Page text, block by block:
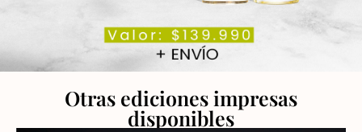
Otras ediciones impresas
disponibles